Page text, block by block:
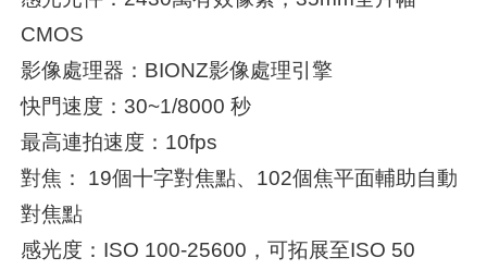
CMOS
影像處理器：BIONZ影像處理引擎
快門速度：30~1/8000 秒
最高連拍速度：10fps
對焦： 19個十字對焦點、102個焦平面輔助自動
對焦點
感光度：ISO 100-25600，可拓展至ISO 50